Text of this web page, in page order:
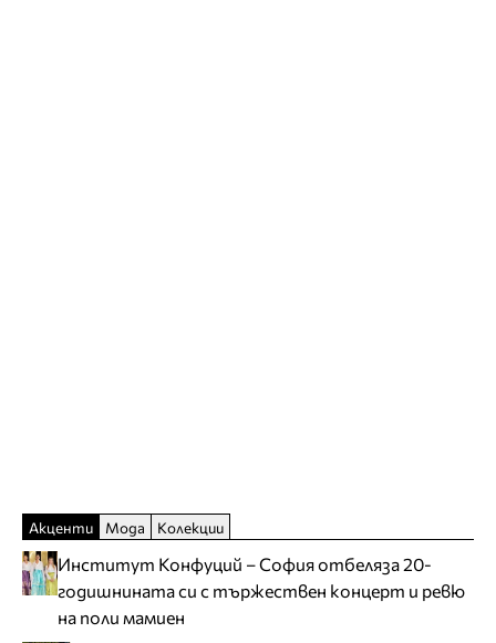
Акценти Мода Колекции
Институт Конфуций – София отбеляза 20-
годишнината си с тържествен концерт и ревю
на поли мамиен